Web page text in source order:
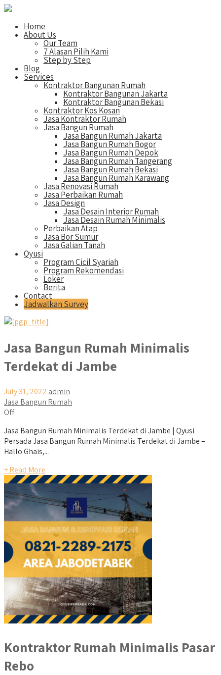
Home
About Us
Our Team
7 Alasan Pilih Kami
Step by Step
Blog
Services
Kontraktor Bangunan Rumah
Kontraktor Bangunan Jakarta
Kontraktor Bangunan Bekasi
Kontraktor Kos Kosan
Jasa Kontraktor Rumah
Jasa Bangun Rumah
Jasa Bangun Rumah Jakarta
Jasa Bangun Rumah Bogor
Jasa Bangun Rumah Depok
Jasa Bangun Rumah Tangerang
Jasa Bangun Rumah Bekasi
Jasa Bangun Rumah Karawang
Jasa Renovasi Rumah
Jasa Perbaikan Rumah
Jasa Design
Jasa Desain Interior Rumah
Jasa Desain Rumah Minimalis
Perbaikan Atap
Jasa Bor Sumur
Jasa Galian Tanah
Qyusi
Program Cicil Syariah
Program Rekomendasi
Loker
Berita
Contact
Jadwalkan Survey
Jasa Bangun Rumah Minimalis
Terdekat di Jambe
July 31, 2022 admin
Jasa Bangun Rumah
Off
Jasa Bangun Rumah Minimalis Terdekat di Jambe | Qyusi
Persada Jasa Bangun Rumah Minimalis Terdekat di Jambe –
Hallo Ghais,...
+ Read More
Kontraktor Rumah Minimalis Pasar
Rebo